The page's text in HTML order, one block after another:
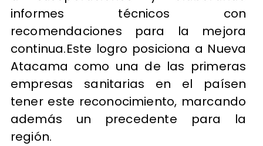
informes técnicos con
recomendaciones para la mejora
continua.Este logro posiciona a Nueva
Atacama como una de las primeras
empresas sanitarias en el paísen
tener este reconocimiento, marcando
además un precedente para la
región.